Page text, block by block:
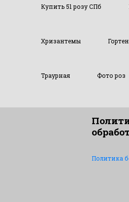
Купить 51 розу СПб
Хризантемы
Траурная Фото роз
Политика